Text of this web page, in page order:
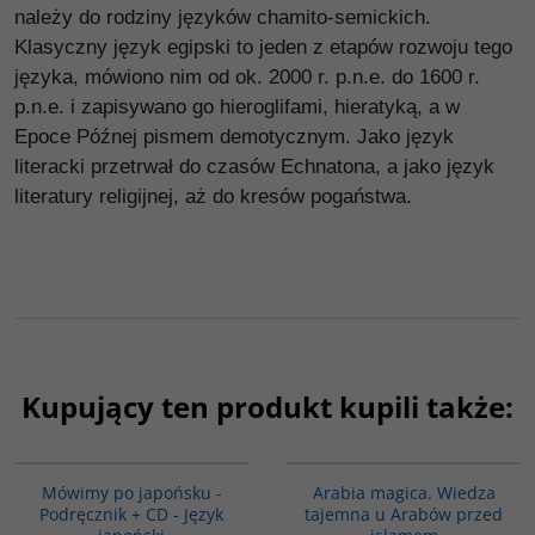
należy do rodziny języków chamito-semickich.
Klasyczny język egipski to jeden z etapów rozwoju tego
języka, mówiono nim od ok. 2000 r. p.n.e. do 1600 r.
p.n.e. i zapisywano go hieroglifami, hieratyką, a w
Epoce Późnej pismem demotycznym. Jako język
literacki przetrwał do czasów Echnatona, a jako język
literatury religijnej, aż do kresów pogaństwa.
Kupujący ten produkt kupili także:
Mówimy po japońsku -
Podręcznik + CD - Język
Arabia magica. Wiedza
tajemna u Arabów przed